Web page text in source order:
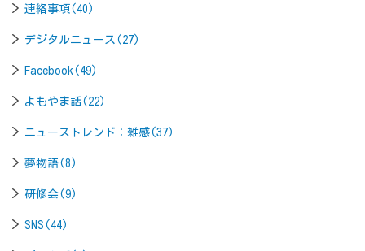
連絡事項(40)
デジタルニュース(27)
Facebook(49)
よもやま話(22)
ニューストレンド：雑感(37)
夢物語(8)
研修会(9)
SNS(44)